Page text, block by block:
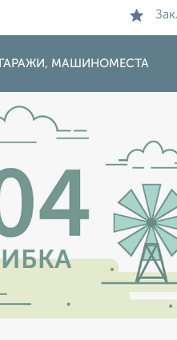
ГАРАЖИ, МАШИНОМЕСТА